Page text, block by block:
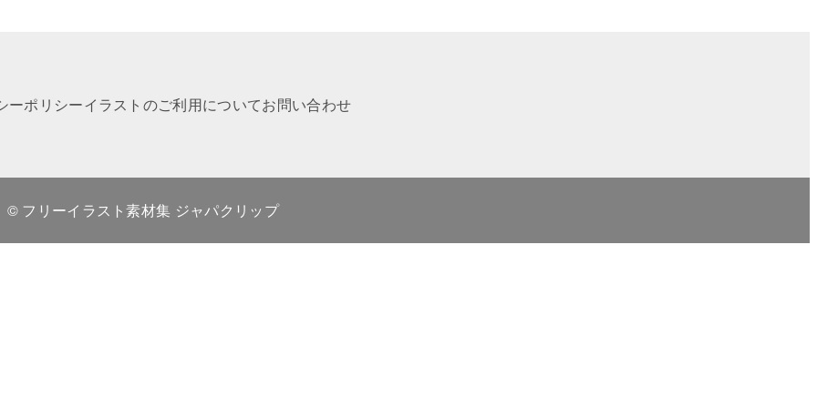
ーポリシーイラストのご利用についてお問い合わせ
© フリーイラスト素材集 ジャパクリップ